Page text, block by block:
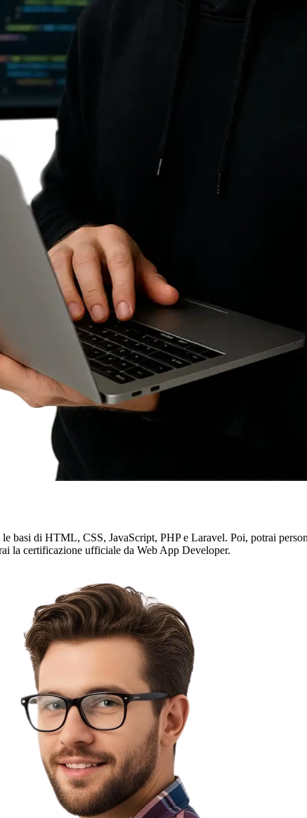
basi di HTML, CSS, JavaScript, PHP e Laravel. Poi, potrai
la certificazione ufficiale da Web App Developer.